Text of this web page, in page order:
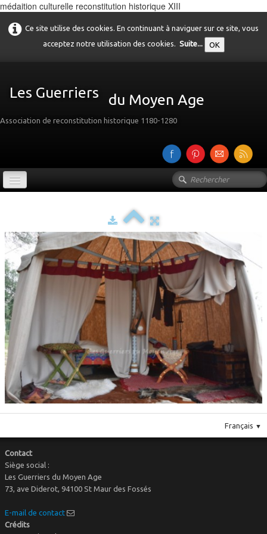
médaition culturelle reconstitution historique XIII
Ce site utilise des cookies. En continuant à naviguer sur ce site, vous
acceptez notre utilisation des cookies. Suite... OK
Les Guerriers du Moyen Age
Association de reconstitution historique 1180-1280
Galerie▼
Le costume
Le mobilier
Français ▼
Contact
Siège social :
Les Guerriers du Moyen Age
73, ave Diderot, 94100 St Maur des Fossés
E-mail de contact
Crédits